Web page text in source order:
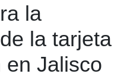
la
la tarjeta
en Jalisco